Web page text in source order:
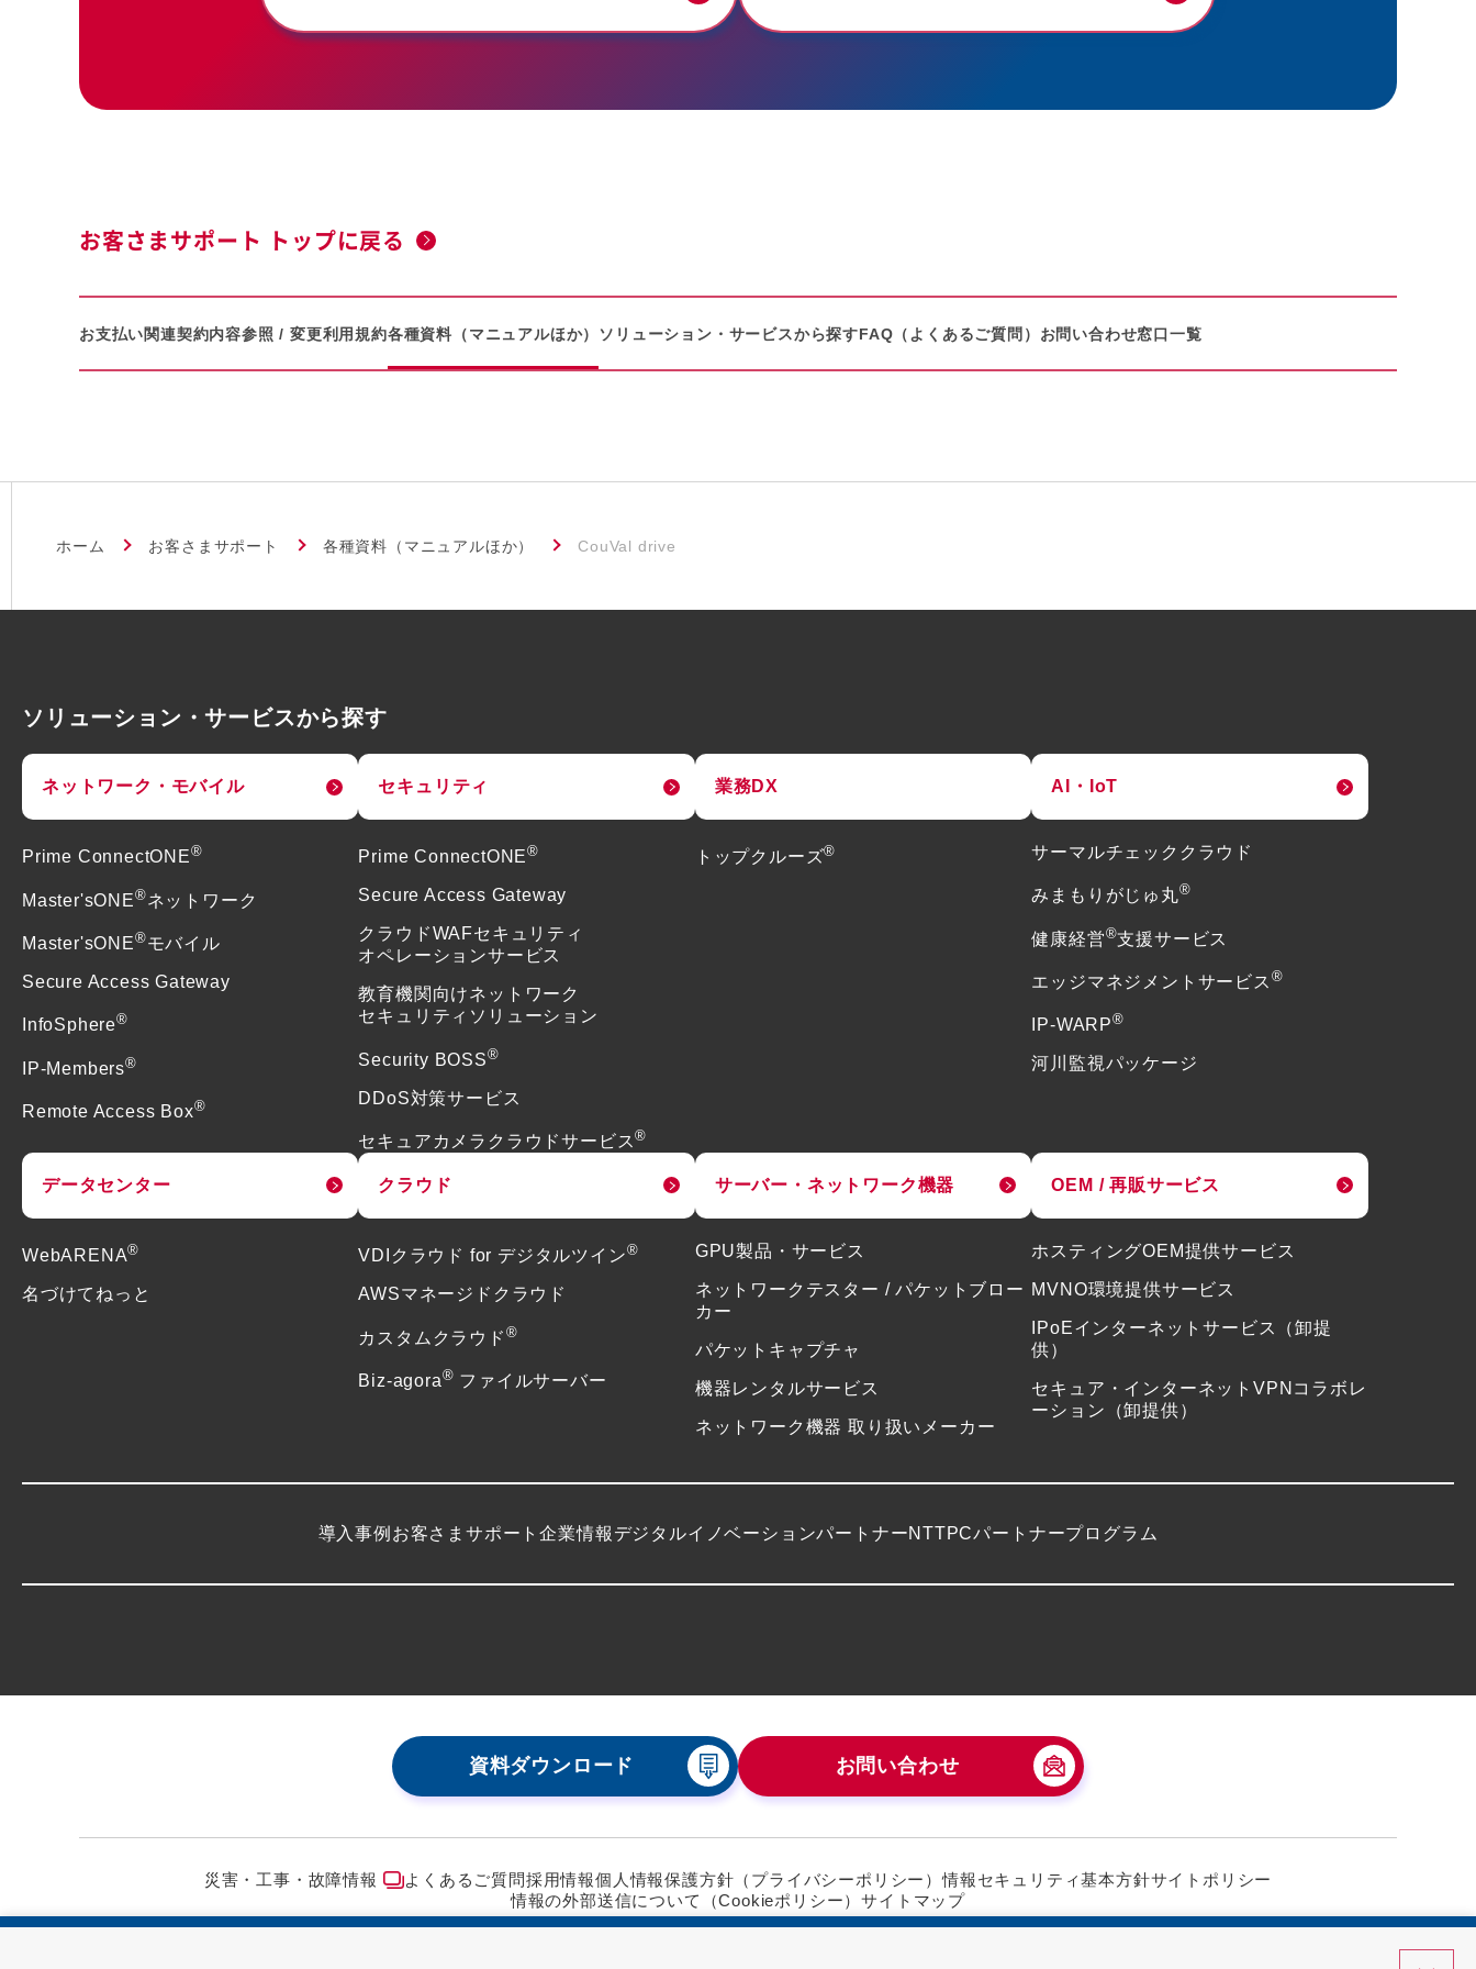
お客さまサポート トップに戻る
お支払い関連契約内容参照 / 変更利用規約各種資料（マニュアルほか） ソリューション・サービスから探すFAQ（よくあるご質問） お問い合わせ窓口一覧
ホーム お客さまサポート 各種資料（マニュアルほか） CouVal drive
ソリューション・サービスから探す
ネットワーク・モバイル
Prime ConnectONE®
Master'sONE®ネットワーク
Master'sONE®モバイル
Secure Access Gateway
InfoSphere®
IP-Members®
Remote Access Box®
セキュリティ
Prime ConnectONE®
Secure Access Gateway
クラウドWAFセキュリティ
オペレーションサービス
教育機関向けネットワーク
セキュリティソリューション
Security BOSS®
DDoS対策サービス
セキュアカメラクラウドサービス®
業務DX
トップクルーズ®
AI・IoT
サーマルチェッククラウド
みまもりがじゅ丸®
健康経営®支援サービス
エッジマネジメントサービス ®
IP-WARP®
河川監視パッケージ
データセンター
WebARENA®
名づけてねっと
クラウド
VDIクラウド for デジタルツイン®
AWSマネージドクラウド
カスタムクラウド ®
Biz-agora® ファイルサーバー
サーバー・ネットワーク機器
GPU製品・サービス
ネットワークテスター / パケットブロー
カー
パケットキャプチャ
機器レンタルサービス
ネットワーク機器 取り扱いメーカー
OEM / 再販サービス
ホスティングOEM提供サービス
MVNO環境提供サービス
IPoEインターネットサービス（卸提
供）
セキュア・インターネットVPNコラボレ
ーション（卸提供）
導入事例 お客さまサポート企業情報 デジタルイノベーションパートナーNTTPCパートナープログラム
資料ダウンロード お問い合わせ
災害・工事・故障情報 よくあるご質問採用情報個人情報保護方針（プライバシーポリシー）情報セキュリティ基本方針サイトポリシー
情報の外部送信について（Cookieポリシー）サイトマップ